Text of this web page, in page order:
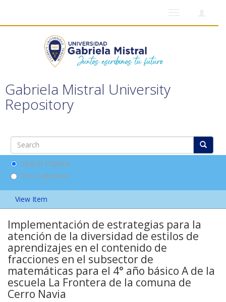
Gabriela Mistral University
Repository
Search DSpace
This Collection
View Item
Implementación de estrategias para la
atención de la diversidad de estilos de
aprendizajes en el contenido de
fracciones en el subsector de
matemáticas para el 4° año básico A de la
escuela La Frontera de la comuna de
Cerro Navia